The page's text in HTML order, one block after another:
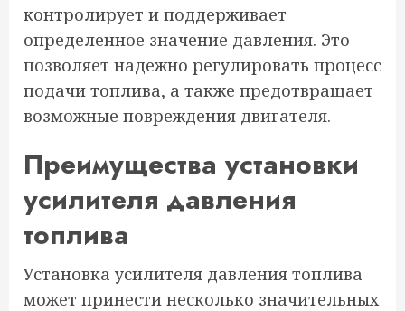
контролирует и поддерживает
определенное значение давления. Это
позволяет надежно регулировать процесс
подачи топлива, а также предотвращает
возможные повреждения двигателя.
Преимущества установки
усилителя давления
топлива
Установка усилителя давления топлива
может принести несколько значительных